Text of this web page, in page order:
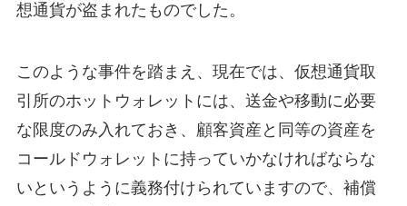
想通貨が盗まれたものでした。
このような事件を踏まえ、現在では、仮想通貨取
引所のホットウォレットには、送金や移動に必要
な限度のみ入れておき、顧客資産と同等の資産を
コールドウォレットに持っていかなければならな
いというように義務付けられていますので、補償